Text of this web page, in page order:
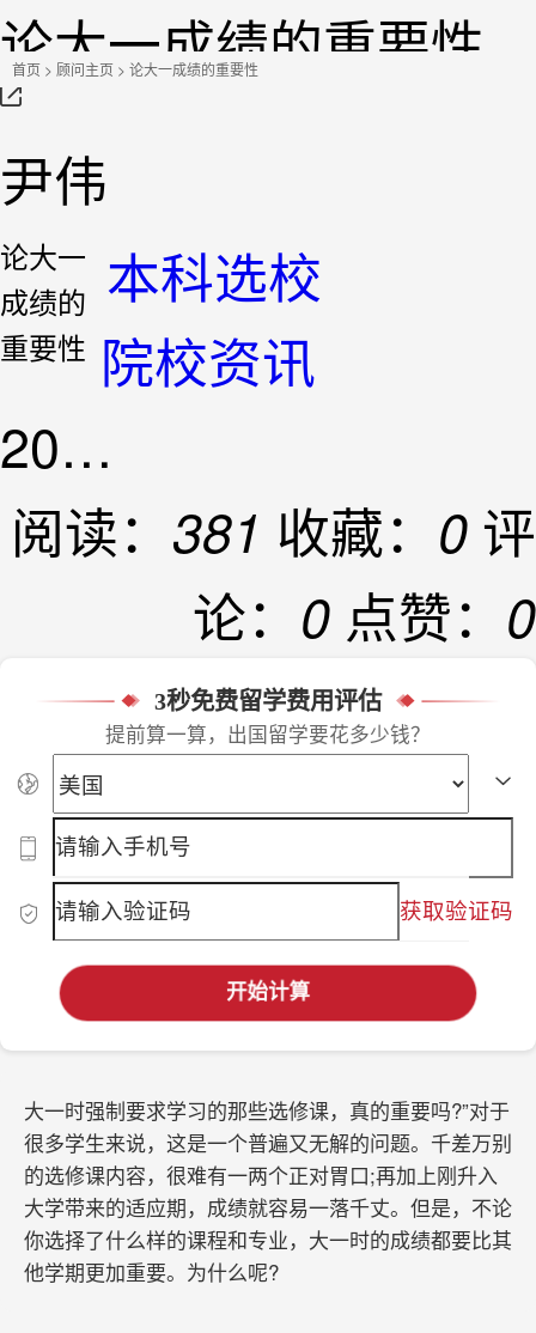
论大一成绩的重要性
首页 > 顾问主页 > 论大一成绩的重要性
尹伟
本科选校
院校资讯
论大一
成绩的
重要性
2018-09-29...
阅读： 381 收藏： 0 评
论： 0 点赞： 0
3秒免费留学费用评估
提前算一算，出国留学要花多少钱？
获取验证码
开始计算
大一时强制要求学习的那些选修课，真的重要吗?”对于
很多学生来说，这是一个普遍又无解的问题。千差万别
的选修课内容，很难有一两个正对胃口;再加上刚升入
大学带来的适应期，成绩就容易一落千丈。但是，不论
你选择了什么样的课程和专业，大一时的成绩都要比其
他学期更加重要。为什么呢?